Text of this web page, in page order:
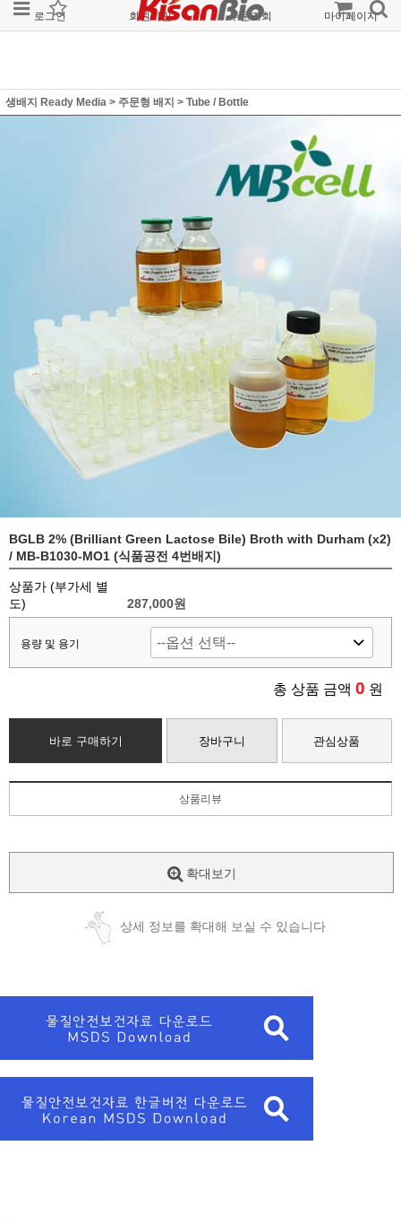
로그인 회원가입 주문조회 마이페이지
생배지 Ready Media > 주문형 배지 > Tube / Bottle
BGLB 2% (Brilliant Green Lactose Bile) Broth with Durham (x2)
/ MB-B1030-MO1 (식품공전 4번배지)
상품가 (부가세 별
도)
287,000원
용량 및 용기
총 상품 금액 0 원
바로 구매하기 장바구니 관심상품
상품리뷰
확대보기
상세 정보를 확대해 보실 수 있습니다